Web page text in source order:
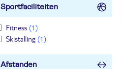
Sportfaciliteiten
Fitness (1)
Skistalling (1)
Afstanden